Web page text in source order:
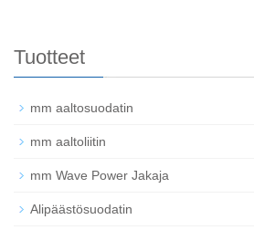
Tuotteet
mm aaltosuodatin
mm aaltoliitin
mm Wave Power Jakaja
Alipäästösuodatin